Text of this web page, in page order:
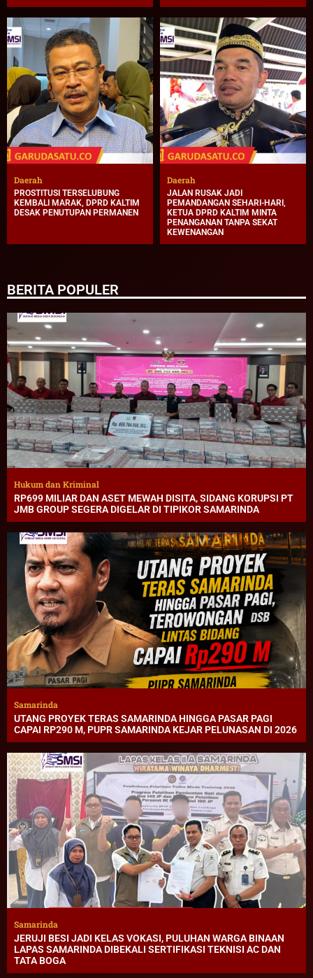
Daerah
PROSTITUSI TERSELUBUNG
KEMBALI MARAK, DPRD KALTIM
DESAK PENUTUPAN PERMANEN
Daerah
JALAN RUSAK JADI
PEMANDANGAN SEHARI-HARI,
KETUA DPRD KALTIM MINTA
PENANGANAN TANPA SEKAT
KEWENANGAN
BERITA POPULER
Hukum dan Kriminal
RP699 MILIAR DAN ASET MEWAH DISITA, SIDANG KORUPSI PT
JMB GROUP SEGERA DIGELAR DI TIPIKOR SAMARINDA
Samarinda
UTANG PROYEK TERAS SAMARINDA HINGGA PASAR PAGI
CAPAI RP290 M, PUPR SAMARINDA KEJAR PELUNASAN DI 2026
Samarinda
JERUJI BESI JADI KELAS VOKASI, PULUHAN WARGA BINAAN
LAPAS SAMARINDA DIBEKALI SERTIFIKASI TEKNISI AC DAN
TATA BOGA